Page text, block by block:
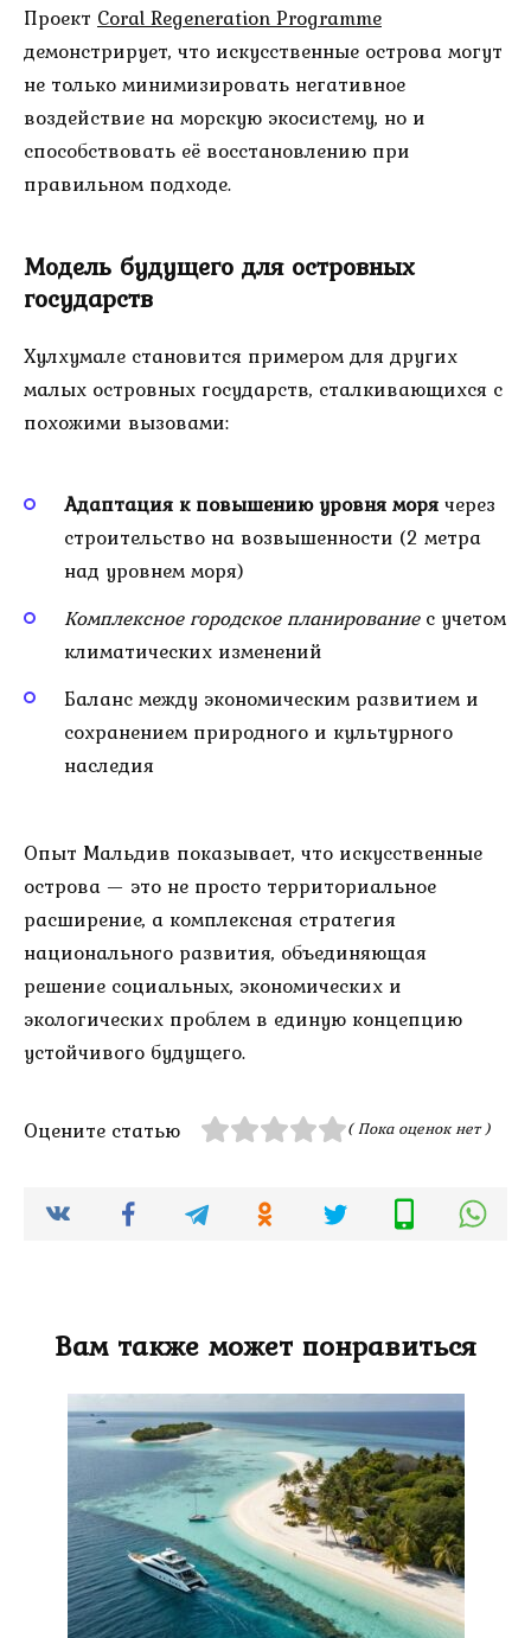
Проект Coral Regeneration Programme
демонстрирует, что искусственные острова могут
не только минимизировать негативное
воздействие на морскую экосистему, но и
способствовать её восстановлению при
правильном подходе.
Модель будущего для островных
государств
Хулхумале становится примером для других
малых островных государств, сталкивающихся с
похожими вызовами:
Адаптация к повышению уровня морячерез
строительство на возвышенности (2 метра
над уровнем моря)
Комплексное городское планированиес учетом
климатических изменений
Баланс между экономическим развитием и
сохранением природного и культурного
наследия
Опыт Мальдив показывает, что искусственные
острова — это не просто территориальное
расширение, а комплексная стратегия
национального развития, объединяющая
решение социальных, экономических и
экологических проблем в единую концепцию
устойчивого будущего.
Оцените статью ( Пока оценок нет )
Вам также может понравиться